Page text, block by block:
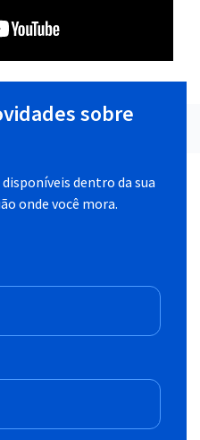
sobre
dentro da sua
onde você mora.